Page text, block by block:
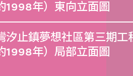
1998年）東向立面圖
汐止鎮夢想社區第三期
1998年）局部立面圖